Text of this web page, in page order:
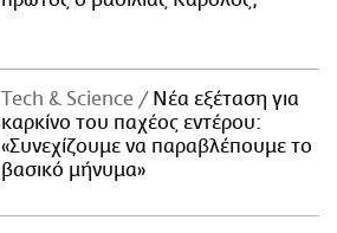
Τech & Science
Νέα εξέταση για
καρκίνο του παχέος εντέρου:
«Συνεχίζουμε να παραβλέπουμε το
βασικό μήνυμα»